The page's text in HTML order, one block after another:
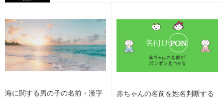
海に関する男の子の名前・漢字
赤ちゃんの名前を姓名判断する